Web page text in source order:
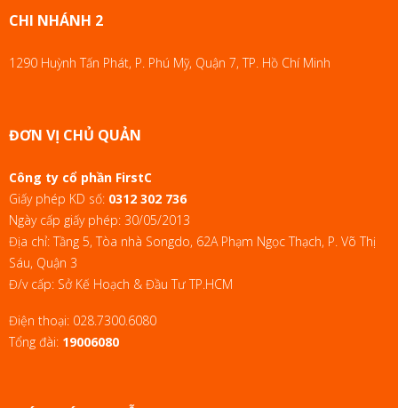
CHI NHÁNH 2
1290 Huỳnh Tấn Phát, P. Phú Mỹ, Quận 7, TP. Hồ Chí Minh
ĐƠN VỊ CHỦ QUẢN
Công ty cổ phần FirstC
Giấy phép KD số: 0312 302 736
Ngày cấp giấy phép: 30/05/2013
Địa chỉ: Tầng 5, Tòa nhà Songdo, 62A Phạm Ngọc Thạch, P. Võ Thị
Sáu, Quận 3
Đ/v cấp: Sở Kế Hoạch & Đầu Tư TP.HCM
Điện thoại: 028.7300.6080
Tổng đài: 19006080